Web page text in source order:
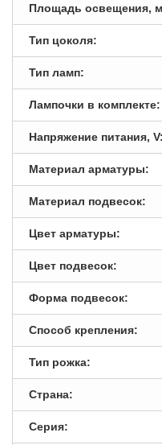
Площадь освещения,
Тип цоколя:
Тип ламп:
Лампочки в комплекте:
Напряжение питания, V:
Материал арматуры:
Материал подвесок:
Цвет арматуры:
Цвет подвесок:
Форма подвесок:
Способ крепления:
Тип рожка:
Страна:
Серия: